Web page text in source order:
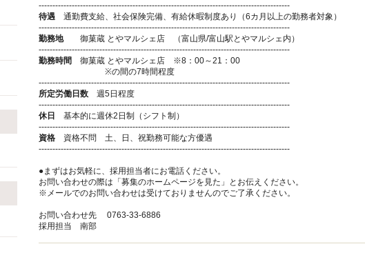
-------------------------------------------------------------------------------------------
待遇 通勤費支給、社会保険完備、有給休暇制度あり（6カ月以上の勤務者対象）
-------------------------------------------------------------------------------------------
勤務地御菓蔵 とやマルシェ店 （富山県/富山駅とやマルシェ内）
-------------------------------------------------------------------------------------------
勤務時間 御菓蔵 とやマルシェ店 ※8：00～21：00
※の間の7時間程度
-------------------------------------------------------------------------------------------
所定労働日数 週5日程度
-------------------------------------------------------------------------------------------
休日
基本的に週休2日制（シフト制）
-------------------------------------------------------------------------------------------
資格 資格不問 土、日、祝勤務可能な方優遇
-------------------------------------------------------------------------------------------
●まずはお気軽に、採用担当者にお電話ください。
お問い合わせの際は「募集のホームページを見た」とお伝えください。
※メールでのお問い合わせは受けておりませんのでご了承ください。
お問い合わせ先 0763-33-6886
採用担当 南部